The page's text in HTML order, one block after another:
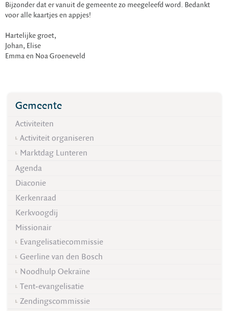
Bijzonder dat er vanuit de gemeente zo meegeleefd word. Bedankt
voor alle kaartjes en appjes!
Hartelijke groet,
Johan, Elise
Emma en Noa Groeneveld
Gemeente
Activiteiten
Activiteit organiseren
Marktdag Lunteren
Agenda
Diaconie
Kerkenraad
Kerkvoogdij
Missionair
Evangelisatiecommissie
Geerline van den Bosch
Noodhulp Oekraïne
Tent-evangelisatie
Zendingscommissie